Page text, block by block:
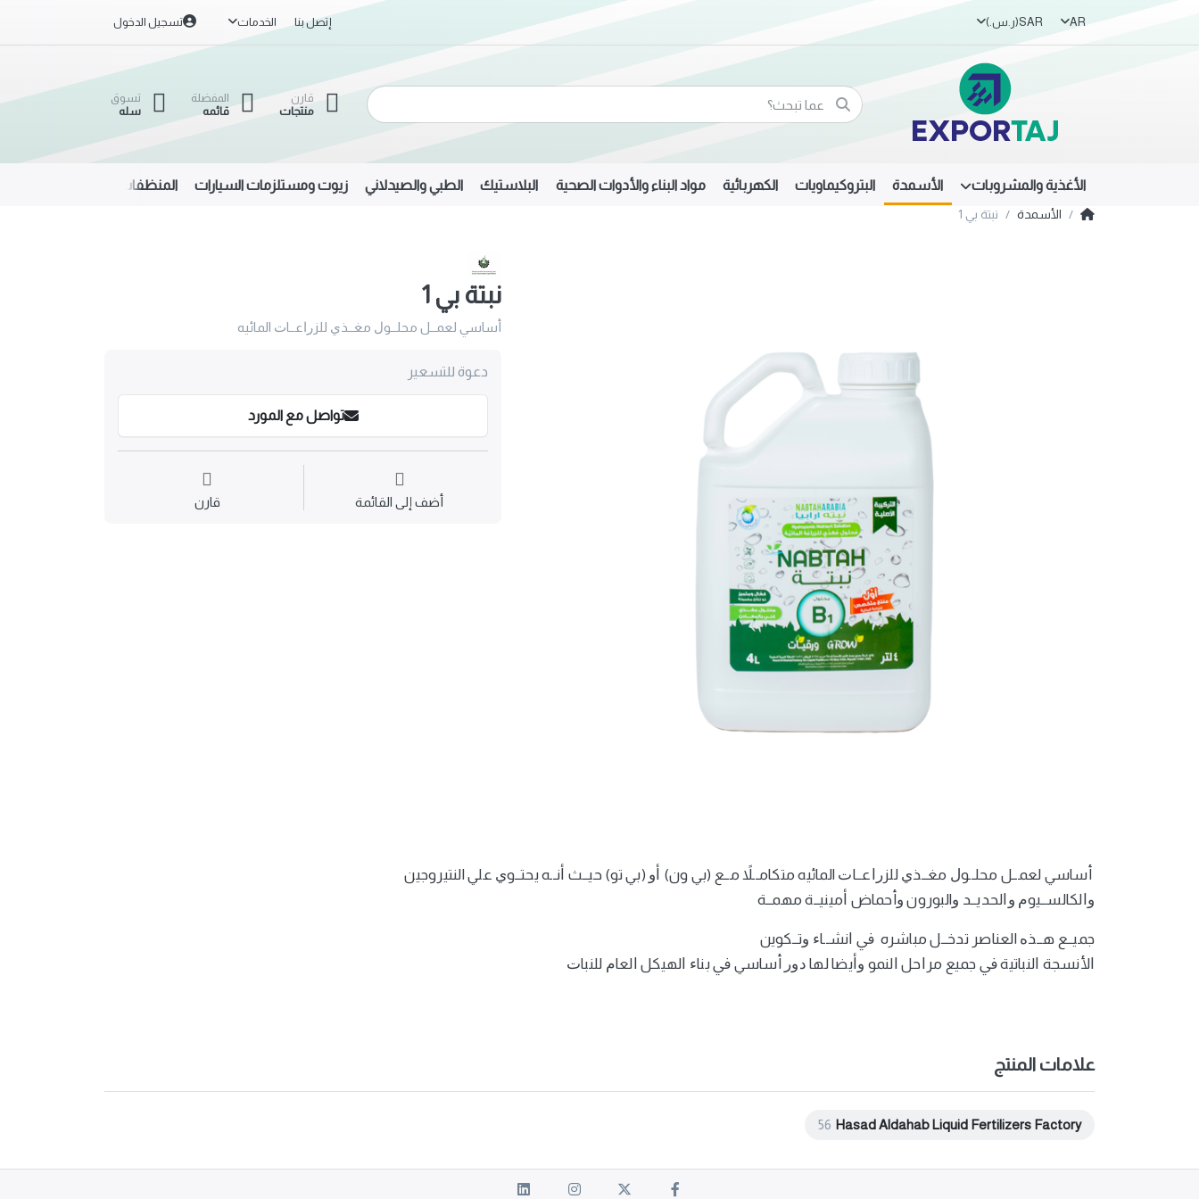
AR
SAR(ر.س.‏) إتصل بنا الخدمات تسجيل الدخول
قارن
منتجات
المفضلة
قائمه
تسوق
سله
الأغذية والمشروبات الأسمدة البتروكيماويات الكهربائية مواد البناء والأدوات الصحية البلاستيك الطبي والصيدلاني زيوت ومستلزمات السيارات المنظفات
الأسمدة نبتة بي 1
نبتة بي 1
أساسي لعمــل محلــوﻝ مغــذﻱ للزﺭﺍعــاﺕ المائيه
دعوة للتسعير
تواصل مع المورد
أضف إلى القائمة قارن
أساسي لعمــل محلــوﻝ مغــذﻱ للزﺭﺍعــاﺕ المائيه متكامــلاً مــع (بي ون) ﺃﻭ (بي تو) حيــث ﺃنــه يحتــوﻱ علي النتيروجين
ﻭﺍلكالســيوﻡ ﻭﺍلحديــد ﻭالبورون ﻭأحماض ﺃمينيــة مهمــة
جميــع هــذﻩ العناصر تدخــل مباشره ﰲ ﺍنشــاﺀ ﻭتــكوين
ﺍلأنسجة ﺍلنباتية ﰲ جميع مرﺍحل ﺍلنمو ﻭﺃيضا لها ﺩﻭﺭ أساسي ﰲ بناﺀ ﺍلهيكل ﺍلعاﻡ للنباﺕ
علامات المنتج
Hasad Aldahab Liquid Fertilizers Factory
56